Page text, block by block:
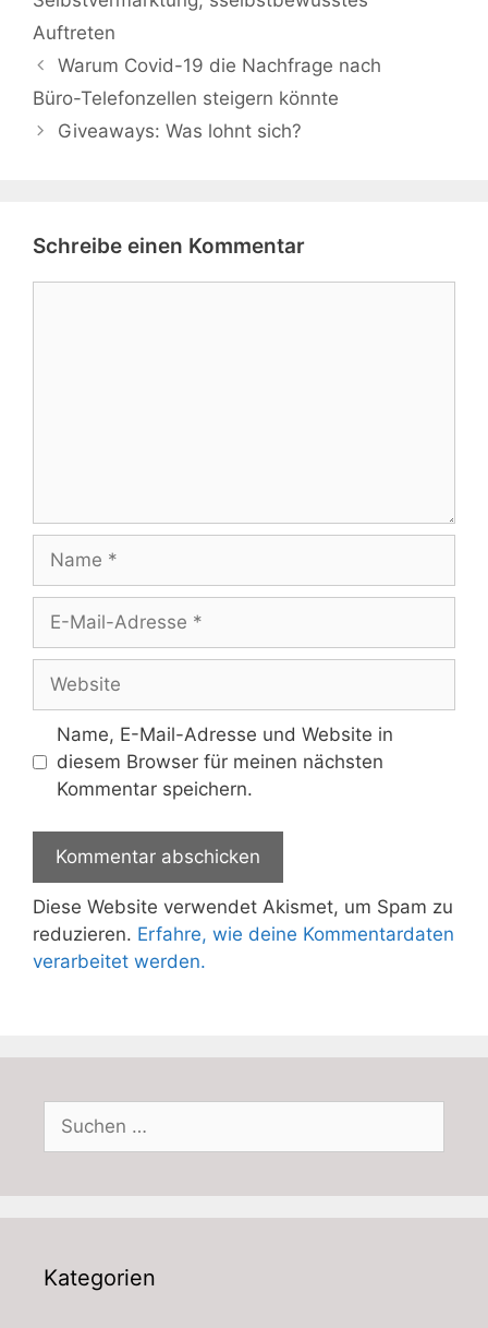
Auftreten
Warum Covid-19 die Nachfrage nach
Büro-Telefonzellen steigern könnte
Giveaways: Was lohnt sich?
Schreibe einen Kommentar
Name
Adresse
Website
Name, E-Mail-Adresse und Website in
diesem Browser für meinen nächsten
Kommentar speichern.
Diese Website verwendet Akismet, um Spam zu
reduzieren. Erfahre, wie deine Kommentardaten
verarbeitet werden.
Suchen
nach:
Kategorien